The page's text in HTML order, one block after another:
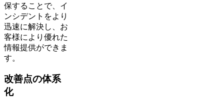
保することで、イ
ンシデントをより
迅速に解決し、お
客様により優れた
情報提供ができま
す。
改善点の体系
化